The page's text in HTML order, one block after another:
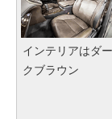
インテリアはダー
クブラウン